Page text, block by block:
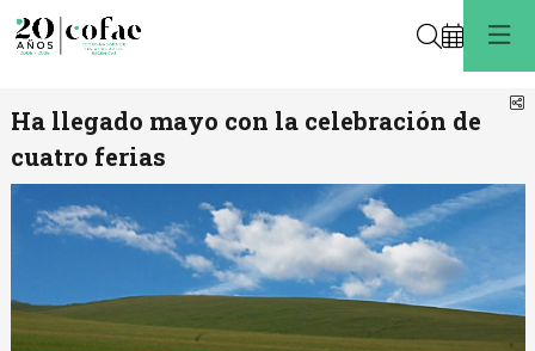
Buscar
Ha llegado mayo con la celebración de
cuatro ferias